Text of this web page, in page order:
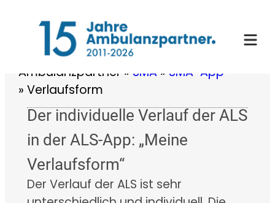
springen
Ambulanzpartner » SMA » SMA-App
» Verlaufsform
Der individuelle Verlauf der ALS
in der ALS-App: „Meine
Verlaufsform“
Der Verlauf der ALS ist sehr